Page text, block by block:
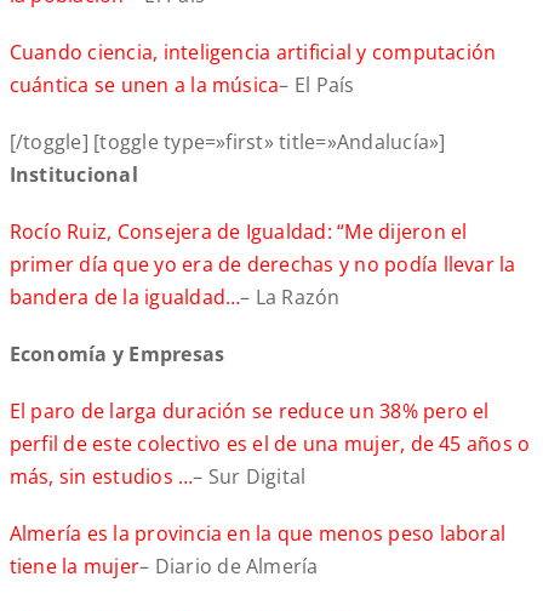
Cuando ciencia, inteligencia artificial y computación
cuántica se unen a la música– El País
[/toggle] [toggle type=»first» title=»Andalucía»]
Institucional
Rocío Ruiz, Consejera de Igualdad: “Me dijeron el
primer día que yo era de derechas y no podía llevar la
bandera de la igualdad…– La Razón
Economía y Empresas
El paro de larga duración se reduce un 38% pero el
perfil de este colectivo es el de una mujer, de 45 años o
más, sin estudios …– Sur Digital
Almería es la provincia en la que menos peso laboral
tiene la mujer– Diario de Almería